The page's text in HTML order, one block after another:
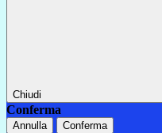
Chiudi
Conferma
Annulla Conferma